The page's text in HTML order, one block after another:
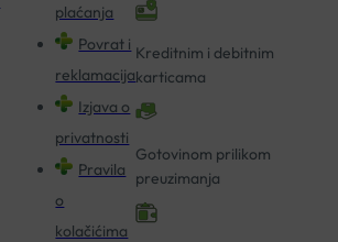
plaćanja
Povrat i
reklamacija
Izjava o
privatnosti
Pravila
o
kolačićima
Kreditnim i debitnim
karticama
Gotovinom prilikom
preuzimanja